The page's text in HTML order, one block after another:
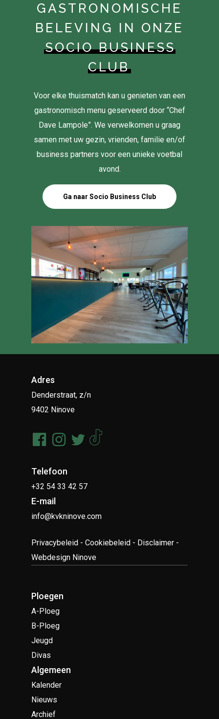
GASTRONOMISCHE
BELEVING IN ONZE
SOCIO BUSINESS
CLUB
Voor elke thuismatch kan u genieten van een
gastronomisch menu geserveerd door “Chef
Dave Lampole”. We verwelkomen u graag
samen met uw gezin, vrienden, familie en/of
business partners voor een unieke voetbal
avond.
Ga naar Socio Business Club
Adres
Denderstraat, z/n
9402 Ninove
Telefoon
+32 54 33 42 57
E-mail
info@kvkninove.com
Privacybeleid -Cookiebeleid - Disclaimer -
Webdesign Ninove
Ploegen
A-Ploeg
B-Ploeg
Jeugd
Divas
Algemeen
Kalender
Nieuws
Archief